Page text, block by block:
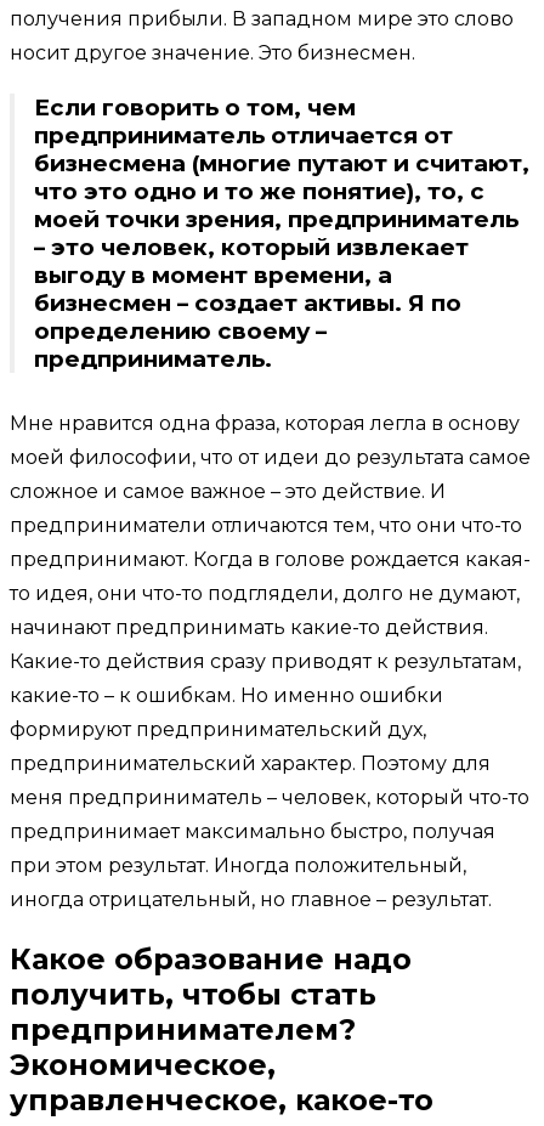
получения прибыли. В западном мире это слово
носит другое значение. Это бизнесмен.
Если говорить о том, чем
предприниматель отличается от
бизнесмена (многие путают и считают,
что это одно и то же понятие), то, с
моей точки зрения, предприниматель
– это человек, который извлекает
выгоду в момент времени, а
бизнесмен – создает активы. Я по
определению своему –
предприниматель.
Мне нравится одна фраза, которая легла в основу
моей философии, что от идеи до результата самое
сложное и самое важное – это действие. И
предприниматели отличаются тем, что они что-то
предпринимают. Когда в голове рождается какая-
то идея, они что-то подглядели, долго не думают,
начинают предпринимать какие-то действия.
Какие-то действия сразу приводят к результатам,
какие-то – к ошибкам. Но именно ошибки
формируют предпринимательский дух,
предпринимательский характер. Поэтому для
меня предприниматель – человек, который что-то
предпринимает максимально быстро, получая
при этом результат. Иногда положительный,
иногда отрицательный, но главное – результат.
Какое образование надо
получить, чтобы стать
предпринимателем?
Экономическое,
управленческое, какое-то